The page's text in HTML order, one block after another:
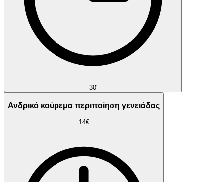
30'
Ανδρικό κούρεμα περιποίηση γενειάδας
14€